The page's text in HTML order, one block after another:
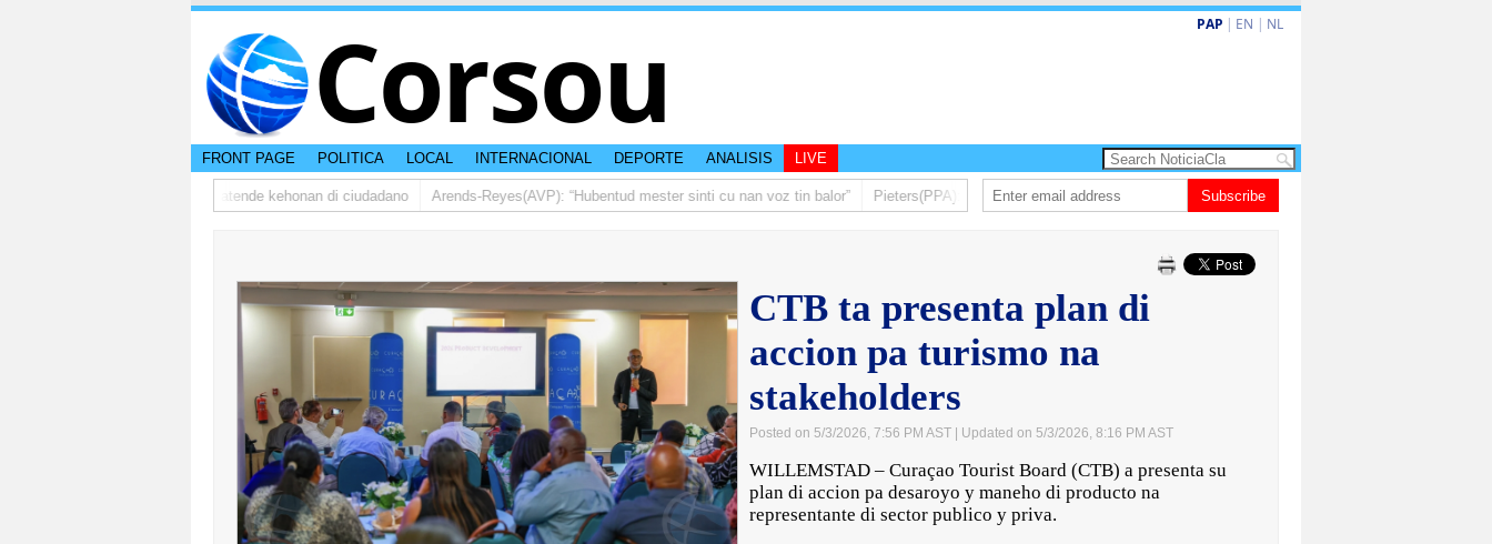
Corsou PAP | EN | NL
FRONT PAGE POLITICA LOCAL INTERNACIONAL DEPORTE ANALISIS LIVE
ta bishita barionan pa atende kehonan di ciudadano Arends-Reyes(AVP): “Hubentud mester sinti cu nan voz tin balor” Pieters(PPA): Mas di un aña despues, polis ainda sin bodycam
Subscribe
CTB ta presenta plan di
accion pa turismo na
stakeholders
Posted on 5/3/2026, 7:56 PM AST | Updated on 5/3/2026, 8:16 PM AST
WILLEMSTAD – Curaçao Tourist Board (CTB) a presenta su
plan di accion pa desaroyo y maneho di producto na
representante di sector publico y priva.